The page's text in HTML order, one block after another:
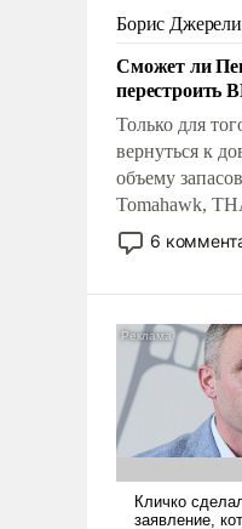
и ее
поднимет
возможности.
Борис
Сможет ли
Только для
вернуться к
объему
Tomahawk,
США
лет. Даже
Сложившаяся
означает
уязвимости
перед Китаем.
6